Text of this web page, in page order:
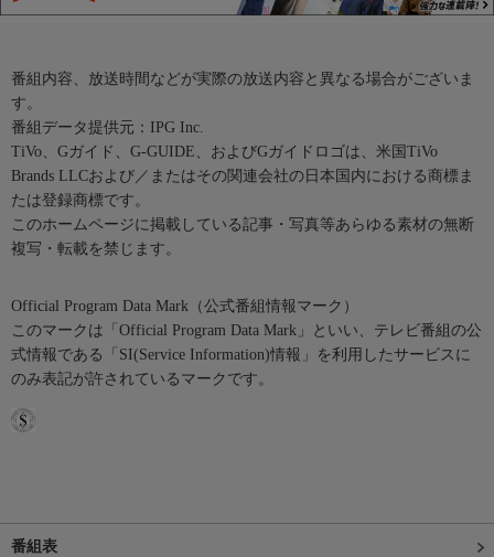
番組内容、放送時間などが実際の放送内容と異なる場合がございま
す。
番組データ提供元：IPG Inc.
TiVo、Gガイド、G-GUIDE、およびGガイドロゴは、米国TiVo
Brands LLCおよび／またはその関連会社の日本国内における商標ま
たは登録商標です。
このホームページに掲載している記事・写真等あらゆる素材の無断
複写・転載を禁じます。
Official Program Data Mark（公式番組情報マーク）
このマークは「Official Program Data Mark」といい、テレビ番組の公
式情報である「SI(Service Information)情報」を利用したサービスに
のみ表記が許されているマークです。
番組表